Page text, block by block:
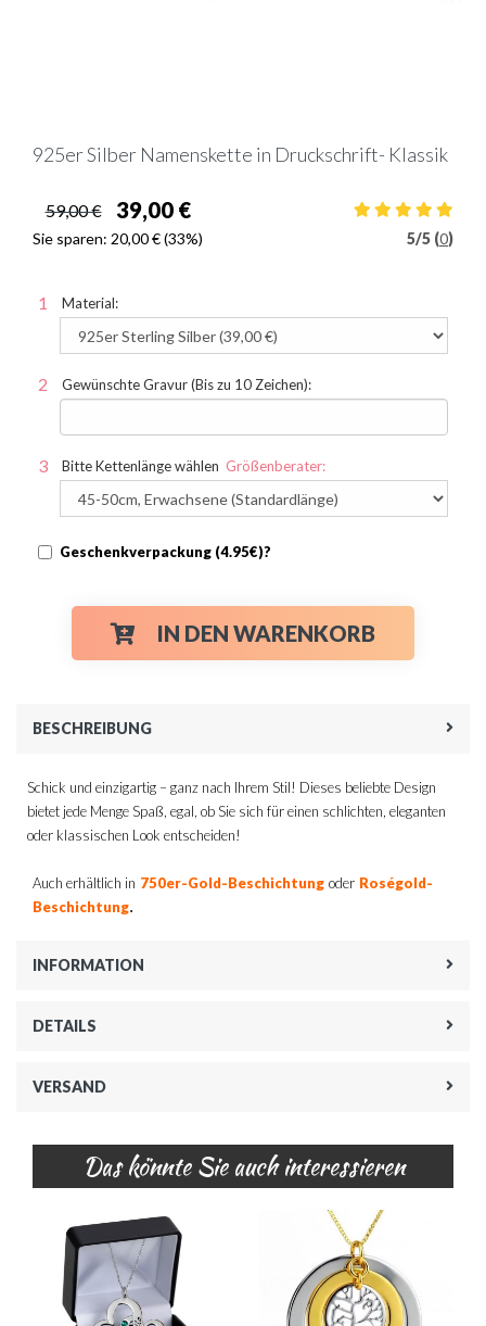
925er Silber Namenskette in Druckschrift- Klassik
59,00 € 39,00 €
Sie sparen: 20,00 €(33%) 5/5 (0)
Material:
Gewünschte Gravur (Bis zu 10 Zeichen):
Bitte Kettenlänge wählen Größenberater:
Geschenkverpackung (4.95€)?
IN DEN WARENKORB
BESCHREIBUNG
Schick und einzigartig – ganz nach Ihrem Stil! Dieses beliebte Design
bietet jede Menge Spaß, egal, ob Sie sich für einen schlichten, eleganten
oder klassischen Look entscheiden!
Auch erhältlich in 750er-Gold-Beschichtung oder Roségold-
Beschichtung.
INFORMATION
DETAILS
VERSAND
Das könnte Sie auch interessieren